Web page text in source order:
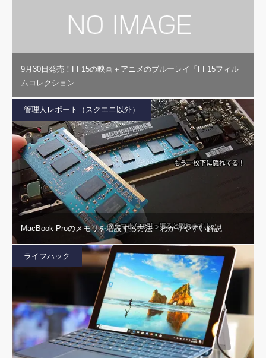
9月30日発売！FF15の映画＋アニメのブルーレイ「FF15フィル
ムコレクション…
管理人レポート（スクエニ以外）
MacBook Proのメモリを増設する方法 わかりやすい解説
ライフハック